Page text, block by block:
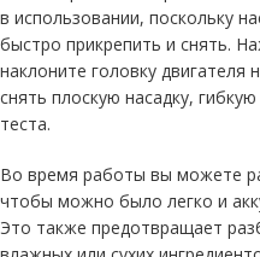
в использовании, поскольку
быстро прикрепить и снять.
наклоните головку двигателя
снять плоскую насадку,
теста.
Во время работы вы можете
чтобы можно было легко и
Это также предотвращает